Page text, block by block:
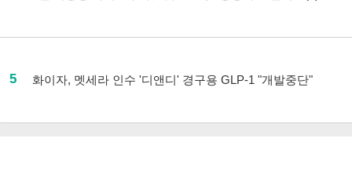
5 화이자, 멧세라 인수 '디앤디' 경구용 GLP-1 "개발중단"